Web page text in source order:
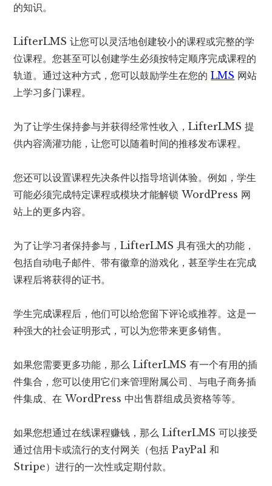
的知识。
LifterLMS 让您可以灵活地创建较小的课程或完整的学
位课程。您甚至可以创建学生必须按特定顺序完成课程的
轨道。通过这种方式，您可以鼓励学生在您的LMS 网站
上学习多门课程。
为了让学生保持参与并获得经常性收入，LifterLMS 提
供内容滴灌功能，让您可以随着时间的推移发布课程。
您还可以设置课程先决条件以指导培训体验。例如，学生
可能必须完成特定课程或模块才能解锁 WordPress 网
站上的更多内容。
为了让学习者保持参与，LifterLMS 具有强大的功能，
包括自动电子邮件、带有徽章的游戏化，甚至学生在完成
课程后将获得的证书。
学生完成课程后，他们可以给您留下评论或推荐。这是一
种强大的社会证明形式，可以为您带来更多销售。
如果您需要更多功能，那么 LifterLMS 有一个有用的插
件集合，您可以使用它们来管理附属公司、与电子商务插
件集成、在 WordPress 中出售群组成员资格等等。
如果您想通过在线课程赚钱，那么 LifterLMS 可以接受
通过信用卡或流行的支付网关（包括 PayPal 和
Stripe）进行的一次性或定期付款。